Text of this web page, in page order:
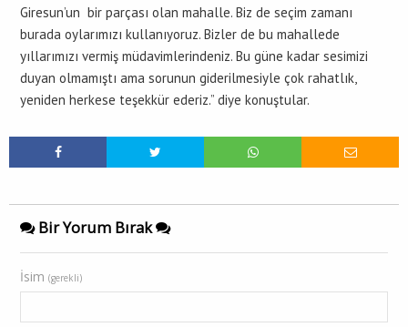
Giresun’un bir parçası olan mahalle. Biz de seçim zamanı
burada oylarımızı kullanıyoruz. Bizler de bu mahallede
yıllarımızı vermiş müdavimlerindeniz. Bu güne kadar sesimizi
duyan olmamıştı ama sorunun giderilmesiyle çok rahatlık,
yeniden herkese teşekkür ederiz.” diye konuştular.
Bir Yorum Bırak
İsim (gerekli)